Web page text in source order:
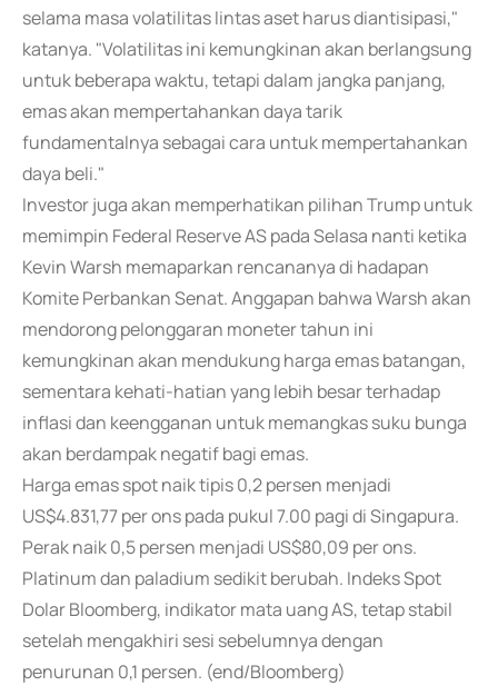
selama masa volatilitas lintas aset harus diantisipasi,"
katanya. "Volatilitas ini kemungkinan akan berlangsung
untuk beberapa waktu, tetapi dalam jangka panjang,
emas akan mempertahankan daya tarik
fundamentalnya sebagai cara untuk mempertahankan
daya beli."
Investor juga akan memperhatikan pilihan Trump untuk
memimpin Federal Reserve AS pada Selasa nanti ketika
Kevin Warsh memaparkan rencananya di hadapan
Komite Perbankan Senat. Anggapan bahwa Warsh akan
mendorong pelonggaran moneter tahun ini
kemungkinan akan mendukung harga emas batangan,
sementara kehati-hatian yang lebih besar terhadap
inflasi dan keengganan untuk memangkas suku bunga
akan berdampak negatif bagi emas.
Harga emas spot naik tipis 0,2 persen menjadi
US$4.831,77 per ons pada pukul 7.00 pagi di Singapura.
Perak naik 0,5 persen menjadi US$80,09 per ons.
Platinum dan paladium sedikit berubah. Indeks Spot
Dolar Bloomberg, indikator mata uang AS, tetap stabil
setelah mengakhiri sesi sebelumnya dengan
penurunan 0,1 persen. (end/Bloomberg)